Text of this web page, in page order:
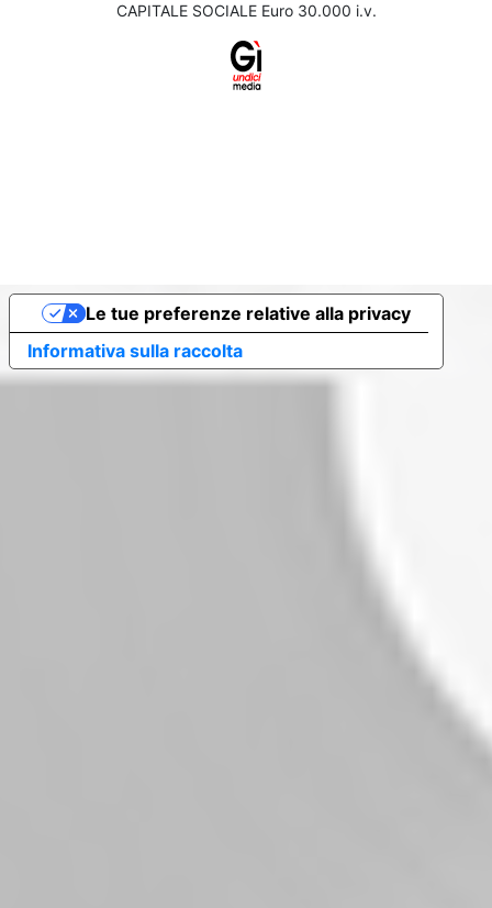
CAPITALE SOCIALE Euro 30.000 i.v.
Informativa sulla raccolta
Le tue preferenze relative alla privacy